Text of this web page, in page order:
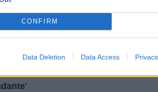
CONFIRM
Data Deletion Data Access